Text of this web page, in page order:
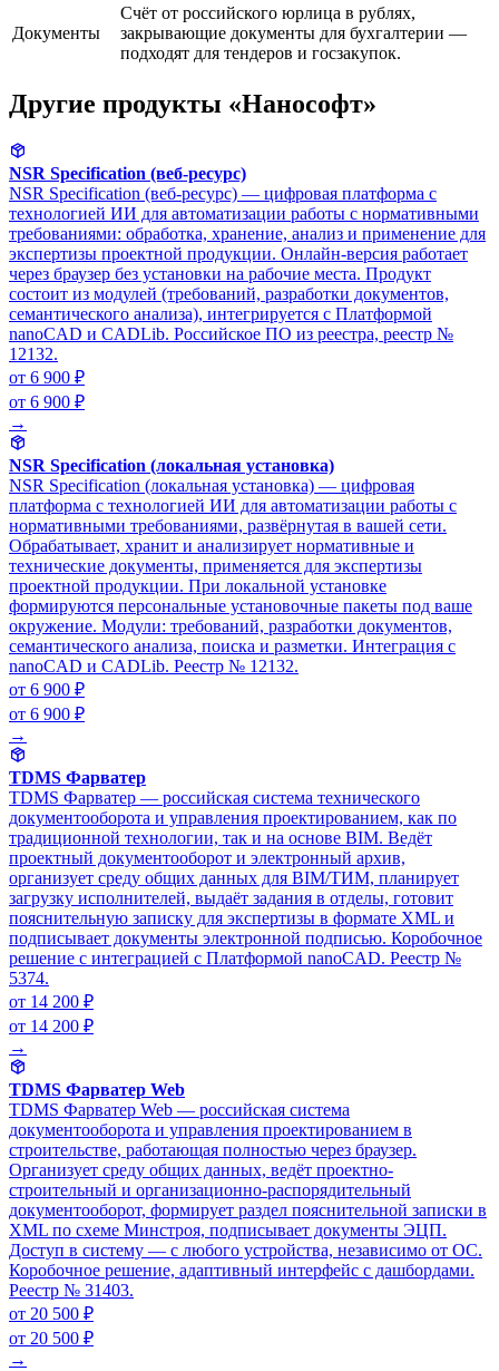
Документы
Счёт от российского юрлица в рублях,
закрывающие документы для бухгалтерии —
подходят для тендеров и госзакупок.
Другие продукты «Нанософт»
NSR Specification (веб-ресурс)
NSR Specification (веб-ресурс) — цифровая платформа с
технологией ИИ для автоматизации работы с нормативными
требованиями: обработка, хранение, анализ и применение для
экспертизы проектной продукции. Онлайн-версия работает
через браузер без установки на рабочие места. Продукт
состоит из модулей (требований, разработки документов,
семантического анализа), интегрируется с Платформой
nanoCAD и CADLib. Российское ПО из реестра, реестр №
12132.
от 6 900 ₽
от 6 900 ₽
→
NSR Specification (локальная установка)
NSR Specification (локальная установка) — цифровая
платформа с технологией ИИ для автоматизации работы с
нормативными требованиями, развёрнутая в вашей сети.
Обрабатывает, хранит и анализирует нормативные и
технические документы, применяется для экспертизы
проектной продукции. При локальной установке
формируются персональные установочные пакеты под ваше
окружение. Модули: требований, разработки документов,
семантического анализа, поиска и разметки. Интеграция с
nanoCAD и CADLib. Реестр № 12132.
от 6 900 ₽
от 6 900 ₽
→
TDMS Фарватер
TDMS Фарватер — российская система технического
документооборота и управления проектированием, как по
традиционной технологии, так и на основе BIM. Ведёт
проектный документооборот и электронный архив,
организует среду общих данных для BIM/ТИМ, планирует
загрузку исполнителей, выдаёт задания в отделы, готовит
пояснительную записку для экспертизы в формате XML и
подписывает документы электронной подписью. Коробочное
решение с интеграцией с Платформой nanoCAD. Реестр №
5374.
от 14 200 ₽
от 14 200 ₽
→
TDMS Фарватер Web
TDMS Фарватер Web — российская система
документооборота и управления проектированием в
строительстве, работающая полностью через браузер.
Организует среду общих данных, ведёт проектно-
строительный и организационно-распорядительный
документооборот, формирует раздел пояснительной записки в
XML по схеме Минстроя, подписывает документы ЭЦП.
Доступ в систему — с любого устройства, независимо от ОС.
Коробочное решение, адаптивный интерфейс с дашбордами.
Реестр № 31403.
от 20 500 ₽
от 20 500 ₽
→